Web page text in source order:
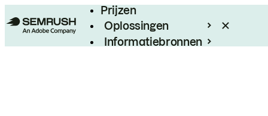
Prijzen
Oplossingen
Informatiebronnen